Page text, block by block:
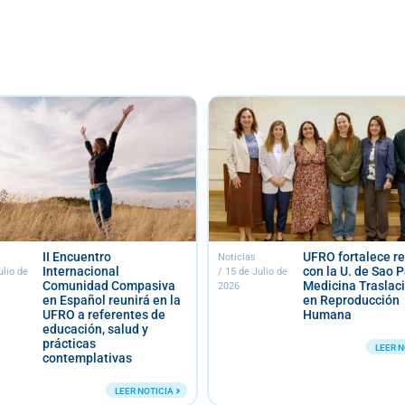
Noticias
/ 15 de Julio de
UFRO fortalece relación
con la U. de Sao Paulo en
Medicina Traslacional
en Reproducción
Humana
Noticias
/ 13 de Julio de
se
Salud